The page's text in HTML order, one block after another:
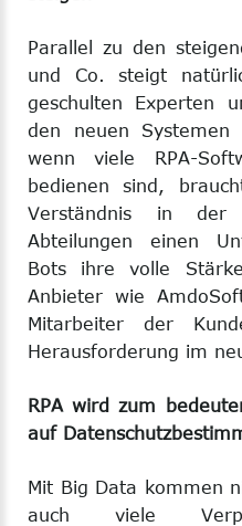
Parallel zu den
und Co. steigt
geschulten Experten
den neuen Systemen
wenn viele RPA-
bedienen sind,
Verständnis in
Abteilungen einen
Bots ihre volle
Anbieter wie
Mitarbeiter der
Herausforderung im
RPA wird zum
auf
Mit Big Data kommen
auch viele